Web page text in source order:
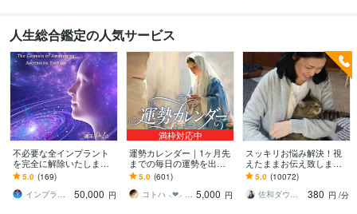
人生総合鑑定の人気サービス
不必要な全インプラント
を完全に解除いたします
インプラント全解除創始
者 × 魂の解放・カルマ浄
化・能力開花
5.0 (169)
インプラント全解除創始者｜魂王DaI⭐︎
50,000 円
満枠対応中
運勢カレンダー｜1ヶ月先
までの毎日の運勢を出し
ます 30日×500字のおよそ
1万5千文字で細かく詳細
に記します
5.0 (601)
コトハ ⸜❤︎⸝ 新サービス提供開始✨️ 5,000 円
スッキリお悩み解決！視
えたままお伝え致します
恋愛、結婚、人間関係、
仕事、人生、ペットの気
持ち等◎祈願付き
5.0 (10072)
佐和ダウジング＆スピリットメンター
380 円 /分